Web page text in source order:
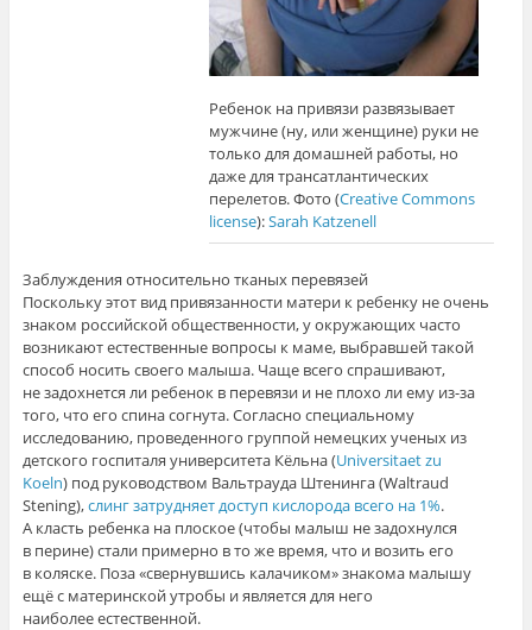
Ребенок на привязи развязывает
мужчине (ну, или женщине) руки не
только для домашней работы, но
даже для трансатлантических
перелетов. Фото (Creative Commons
license):Sarah Katzenell
Заблуждения относительно тканых перевязей
Поскольку этот вид привязанности матери к ребенку не очень
знаком российской общественности, у окружающих часто
возникают естественные вопросы к маме, выбравшей такой
способ носить своего малыша. Чаще всего спрашивают,
не задохнется ли ребенок в перевязи и не плохо ли ему из-за
того, что его спина согнута. Согласно специальному
исследованию, проведенного группой немецких ученых из
детского госпиталя университета Кёльна (Universitaet zu
Koeln) под руководством Вальтрауда Штенинга (Waltraud
Stening),слинг затрудняет доступ кислорода всего на 1%.
А класть ребенка на плоское (чтобы малыш не задохнулся
в перине) стали примерно в то же время, что и возить его
в коляске. Поза «свернувшись калачиком» знакома малышу
ещё с материнской утробы и является для него
наиболее естественной.